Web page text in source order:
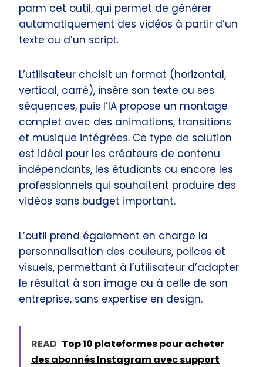
parm cet outil, qui permet de générer
automatiquement des vidéos à partir d’un
texte ou d’un script.
L’utilisateur choisit un format (horizontal,
vertical, carré), insère son texte ou ses
séquences, puis l’IA propose un montage
complet avec des animations, transitions
et musique intégrées. Ce type de solution
est idéal pour les créateurs de contenu
indépendants, les étudiants ou encore les
professionnels qui souhaitent produire des
vidéos sans budget important.
L’outil prend également en charge la
personnalisation des couleurs, polices et
visuels, permettant à l’utilisateur d’adapter
le résultat à son image ou à celle de son
entreprise, sans expertise en design.
READ Top 10 plateformes pour acheter
des abonnés Instagram avec support